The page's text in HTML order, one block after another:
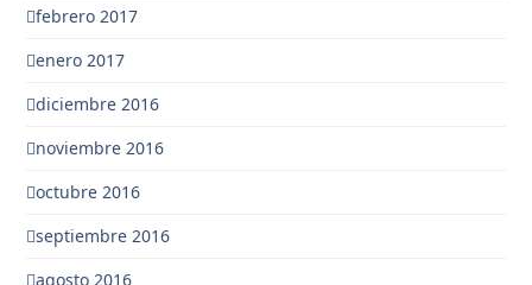
febrero 2017
enero 2017
diciembre 2016
noviembre 2016
octubre 2016
septiembre 2016
agosto 2016